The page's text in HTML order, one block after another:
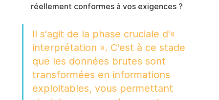
réellement conformes à vos exigences ?
Il s'agit de la phase cruciale d'«
interprétation ». C'est à ce stade
que les données brutes sont
transformées en informations
exploitables, vous permettant